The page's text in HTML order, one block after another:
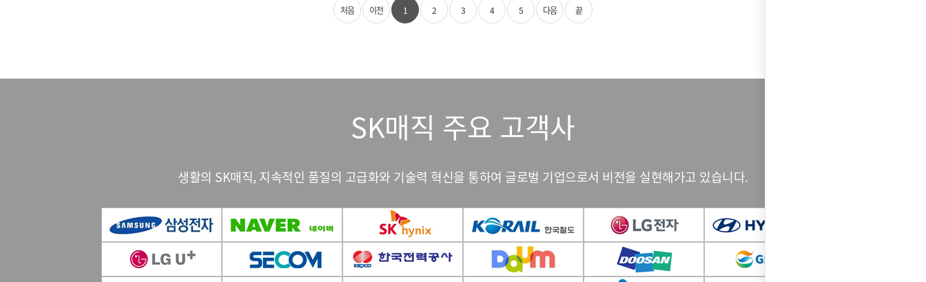
처음 이전 1 2 3 4 5 다음 끝
SK매직 주요 고객사
생활의 SK매직, 지속적인 품질의 고급화와 기술력 혁신을 통하여 글로벌 기업으로서 비전을 실현해가고 있습니다.